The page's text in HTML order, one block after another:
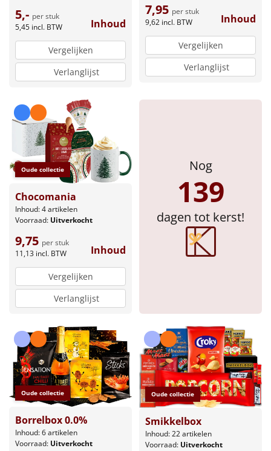
Slowcooker
Noodradio NIEUW
Alle artikelen
Overige
Ideeën
Personeel
Doe het zelf
Sinterklaaspakketten
Particulier
Relatiegeschenken
Cadeaubon
Per stuk
Alle overige
5,- per stuk
5,45 incl. BTW Inhoud
Vergelijken
Verlanglijst
7,95 per stuk
9,62 incl. BTW Inhoud
Vergelijken
Verlanglijst
Oude collectie
Chocomania
Inhoud: 4 artikelen
Voorraad: Uitverkocht
9,75 per stuk
11,13 incl. BTW Inhoud
Vergelijken
Verlanglijst
Nog
139
dagen tot kerst!
Oude collectie
Borrelbox 0.0%
Inhoud: 6 artikelen
Voorraad: Uitverkocht
Oude collectie
Smikkelbox
Inhoud: 22 artikelen
Voorraad: Uitverkocht